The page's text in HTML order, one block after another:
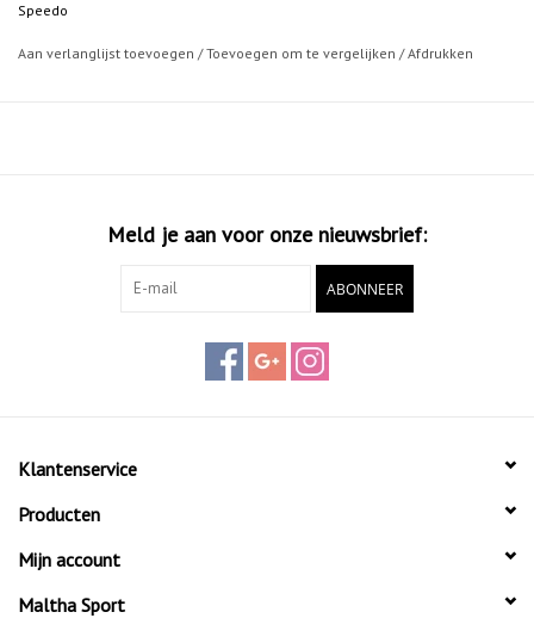
shapewear-effect, terwijl de ondersteunende naden en shapewear-
stof medium ondersteuning bieden voor de buste. Ontworpen met
Speedo
Aan verlanglijst toevoegen /Toevoegen om te vergelijken /Afdrukken
Meld je aan voor onze nieuwsbrief:
ABONNEER
Klantenservice
Producten
Mijn account
Maltha Sport